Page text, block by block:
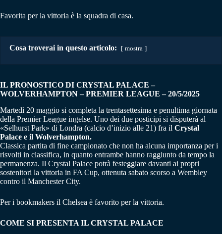
Favorita per la vittoria è la squadra di casa.
Cosa troverai in questo articolo: mostra
IL PRONOSTICO DI CRYSTAL PALACE –
WOLVERHAMPTON– PREMIER LEAGUE – 20/5/2025
Martedì 20 maggio si completa la trentasettesima e penultima giornata
della Premier League ingelse. Uno dei due posticipi si disputerà al
«Selhurst Park» di Londra (calcio d’inizio alle 21) fra il Crystal
Palace e il Wolverhampton.
Classica partita di fine campionato che non ha alcuna importanza per i
risvolti in classifica, in quanto entrambe hanno raggiunto da tempo la
permanenza. Il Crystal Palace potrà festeggiare davanti ai propri
sostenitori la vittoria in FA Cup, ottenuta sabato scorso a Wembley
contro il Manchester City.
Per i bookmakers il Chelsea è favorito per la vittoria.
COME SI PRESENTA IL CRYSTAL PALACE